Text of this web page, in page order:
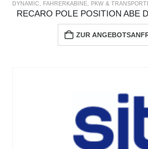
DYNAMIC , FAHRERKABINE, PKW &
RECARO POLE POSITION ABE
ZUR